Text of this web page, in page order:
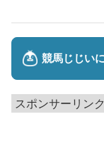
スポンサーリンク